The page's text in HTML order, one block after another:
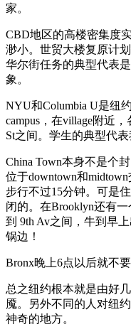
家。
CBD地区的高楼密集度
渺小。世贸大楼复原计
华尔街任务的典型代表
象。
NYU和Columbia U是纽
campus，在village附近
St之间。学生的典型代
China Town本身不是个
位于downtown和
步行不过15分钟。可是
闭的。在Brooklyn还有
到 9th Av之间，牛到早
锅边！
Bronx晚上6点以后就不
总之纽约根本就是由好
魇。另外不同的人对纽
神奇的地方。